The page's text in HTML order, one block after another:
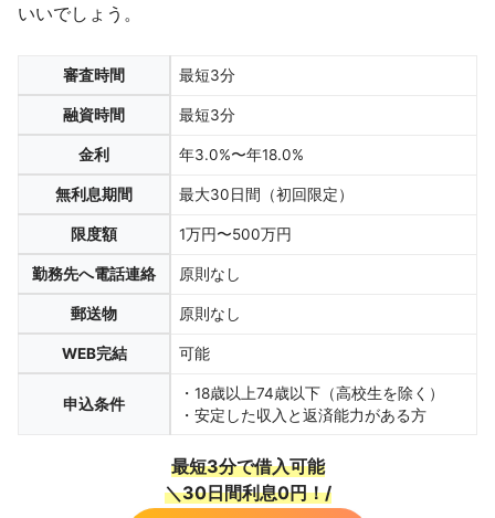
いいでしょう。
審査時間 最短3分
融資時間 最短3分
金利 年3.0%〜年18.0%
無利息期間 最大30日間（初回限定）
限度額 1万円〜500万円
勤務先へ電話連絡 原則なし
郵送物 原則なし
WEB完結 可能
申込条件
・18歳以上74歳以下（高校生を除く）
・安定した収入と返済能力がある方
最短3分で借入可能
＼30日間利息0円！/